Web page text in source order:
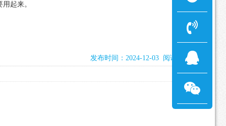
起来。
发布时间：2024-12-03 阅读：1516次